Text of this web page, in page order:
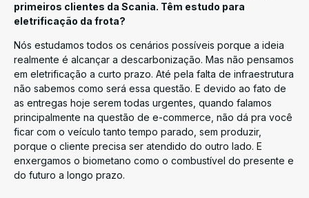
primeiros clientes da Scania. Têm estudo para
eletrificação da frota?
Nós estudamos todos os cenários possíveis porque a ideia
realmente é alcançar a descarbonização. Mas não pensamos
em eletrificação a curto prazo. Até pela falta de infraestrutura
não sabemos como será essa questão. E devido ao fato de
as entregas hoje serem todas urgentes, quando falamos
principalmente na questão de e-commerce, não dá pra você
ficar com o veículo tanto tempo parado, sem produzir,
porque o cliente precisa ser atendido do outro lado. E
enxergamos o biometano como o combustível do presente e
do futuro a longo prazo.